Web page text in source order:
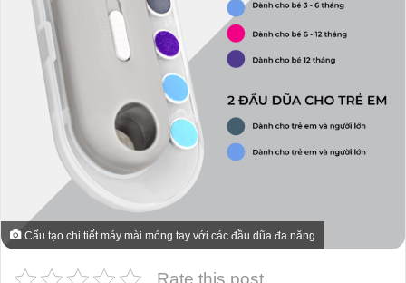
Cấu tạo chi tiết máy mài móng tay với các đầu dũa đa năng
Rate this post